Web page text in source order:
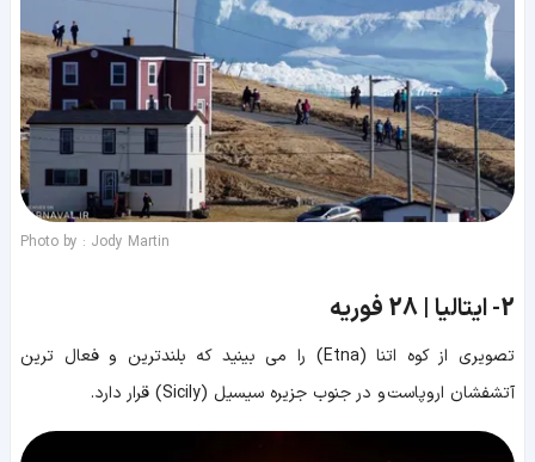
Photo by : Jody Martin
2- ایتالیا | 28 فوریه
تصویری از کوه اتنا (Etna) را می بینید که بلندترین و فعال ترین
آتشفشان اروپاست و در جنوب جزیره سیسیل (Sicily) قرار دارد.